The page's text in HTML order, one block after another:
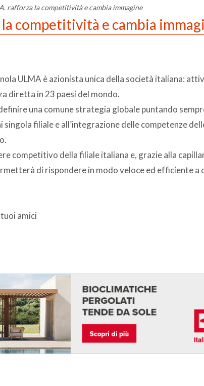
rafforza la competitività e cambia immagine
la competitività e cambia
ULMA è azionista unica della società italiana:
diretta in 23 paesi del mondo.
una comune strategia globale puntando
singola filiale e all’integrazione delle competenze
competitivo della filiale italiana e, grazie alla
di rispondere in modo veloce ed efficiente a
amici